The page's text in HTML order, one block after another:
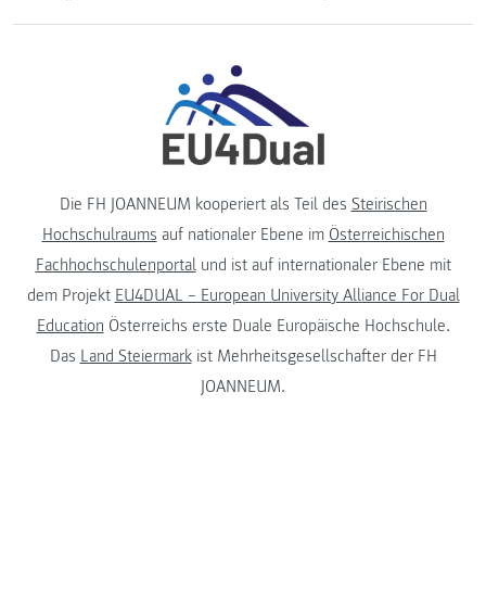
Die FH JOANNEUM kooperiert als Teil des Steirischen
Hochschulraums auf nationaler Ebene im Österreichischen
Fachhochschulenportalund ist auf internationaler Ebene mit
dem Projekt EU4DUAL – European University Alliance For Dual
Education Österreichs erste Duale Europäische Hochschule.
Das Land Steiermarkist Mehrheitsgesellschafter der FH
JOANNEUM.